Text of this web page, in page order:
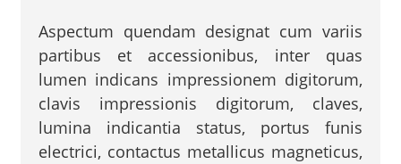
Aspectum quendam designat cum variis
partibus et accessionibus, inter quas
lumen indicans impressionem digitorum,
clavis impressionis digitorum, claves,
lumina indicantia status, portus funis
electrici, contactus metallicus magneticus,